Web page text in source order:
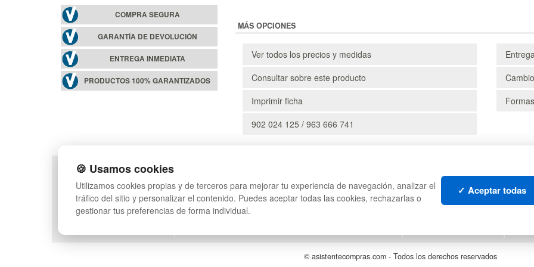
COMPRA SEGURA
GARANTÍA DE DEVOLUCIÓN
ENTREGA INMEDIATA
PRODUCTOS 100% GARANTIZADOS
MÁS OPCIONES
Ver todos los precios y medidas
Consultar sobre este producto
Imprimir ficha
902 024 125 / 963 666 741
POLÍTICA DE PRIVACIDAD
CONDICIONES DE USO
CAMBIOS Y DEVOLUCIONES
CONTACTO
PREGUNTAS FRECUENTES
INGRESA A TU CUENTA
ESTANTERÍAS
MANUTENCIÓN
© asistentecompras.com - Todos los derechos reservados
🍪 Usamos cookies
Utilizamos cookies propias y de terceros para mejorar tu experiencia de navegación, analizar el
tráfico del sitio y personalizar el contenido. Puedes aceptar todas las cookies, rechazarlas o
gestionar tus preferencias de forma individual.
✓ Aceptar todas